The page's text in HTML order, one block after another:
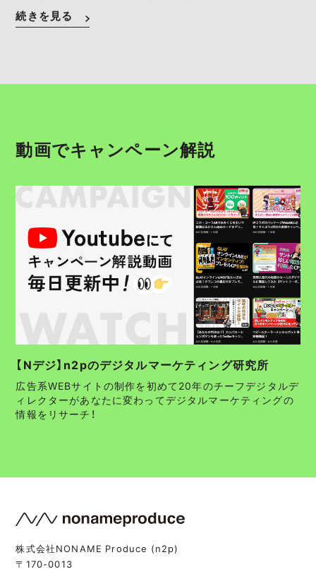
続きを見る
動画でキャンペーン解説
【Nデジ】n2pのデジタルマーケティング研究所
広告系WEBサイトの制作を初めて20年のチーフデジタルデ
ィレクターがあなたに変わってデジタルマーケティングの
情報をリサーチ！
株式会社NONAME Produce (n2p)
〒170-0013